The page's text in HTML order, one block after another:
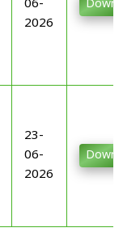
06-
2026
23-
06-
2026